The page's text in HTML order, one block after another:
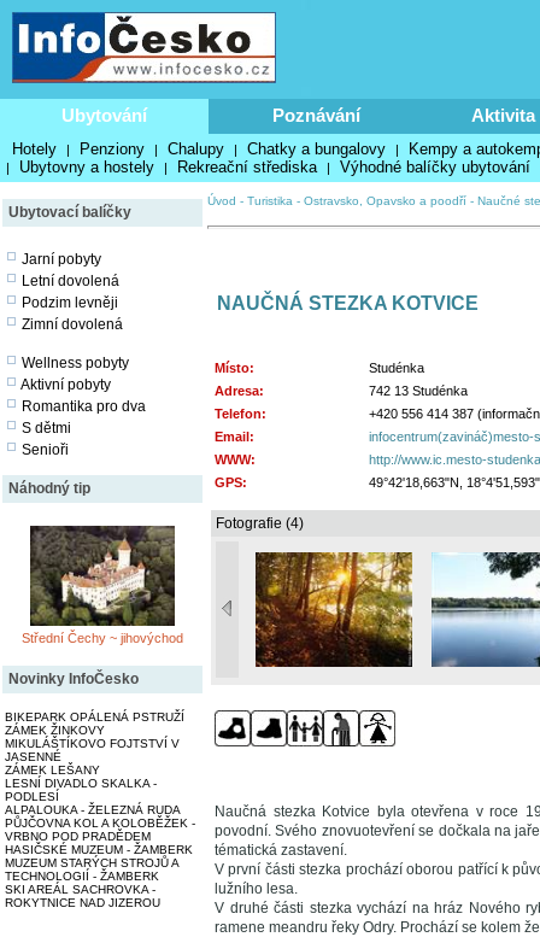
Ubytování Poznávání Aktivita
Hotely | Penziony | Chalupy | Chatky a bungalovy | Kempy a
| Ubytovny a hostely | Rekreační střediska | Výhodné balíčky ubytování
Ubytovací balíčky
Jarní pobyty
Letní dovolená
Podzim levněji
Zimní dovolená
Wellness pobyty
Aktivní pobyty
Romantika pro dva
S dětmi
Senioři
Náhodný tip
Střední Čechy ~ jihovýchod
Novinky InfoČesko
BIKEPARK OPÁLENÁ PSTRUŽÍ
ZÁMEK ŽINKOVY
MIKULÁŠTÍKOVO FOJTSTVÍ V
JASENNÉ
ZÁMEK LEŠANY
LESNÍ DIVADLO SKALKA -
PODLESÍ
ALPALOUKA - ŽELEZNÁ RUDA
PŮJČOVNA KOL A KOLOBĚŽEK -
VRBNO POD PRADĚDEM
HASIČSKÉ MUZEUM - ŽAMBERK
MUZEUM STARÝCH STROJŮ A
TECHNOLOGIÍ - ŽAMBERK
SKI AREÁL SACHROVKA -
ROKYTNICE NAD JIZEROU
Úvod - Turistika - Ostravsko, Opavsko a poodří - Naučné
NAUČNÁ STEZKA KOTVICE
Místo:
Studénka
Adresa:
742 13 Studénka
Telefon:
+420 556 414 387
Email:
infocentrum(zavináč)mesto-
WWW:
http://www.ic.mesto-
GPS:
49°42'18,663"N,
Fotografie (4)
Naučná stezka Kotvice byla otevřena v roce
povodní. Svého znovuotevření se dočkala na
tématická zastavení.
V první části stezka prochází oborou patřící k
lužního lesa.
V druhé části stezka vychází na hráz Nového
ramene meandru řeky Odry. Prochází se kolem